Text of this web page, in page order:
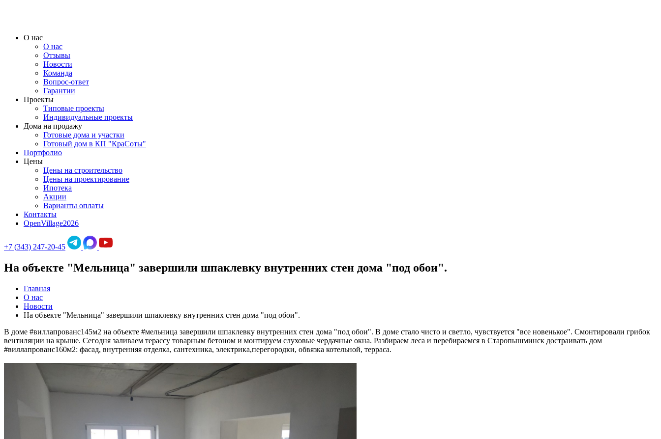
О нас
О нас
Отзывы
Новости
Команда
Вопрос-ответ
Гарантии
Проекты
Типовые проекты
Индивидуальные проекты
Дома на продажу
Готовые дома и участки
Готовый дом в КП "КраСоты"
Портфолио
Цены
Цены на строительство
Цены на проектирование
Ипотека
Акции
Варианты оплаты
Контакты
OpenVillage2026
+7 (343) 247-20-45
На объекте "Мельница" завершили шпаклевку внутренних стен дома "под обои".
Главная
О нас
Новости
На объекте "Мельница" завершили шпаклевку внутренних стен дома "под обои".
В доме #виллапрованс145м2 на объекте #мельница завершили шпаклевку внутренних стен дома "под обои". В доме стало чисто и светло, чувствуется "все новенькое". Смонтировали грибок
вентиляции на крыше. Сегодня заливаем терассу товарным бетоном и монтируем слуховые чердачные окна. Разбираем леса и перебираемся в Старопышминск достраивать дом
#виллапрованс160м2: фасад, внутренняя отделка, сантехника, электрика,перегородки, обвязка котельной, терраса.